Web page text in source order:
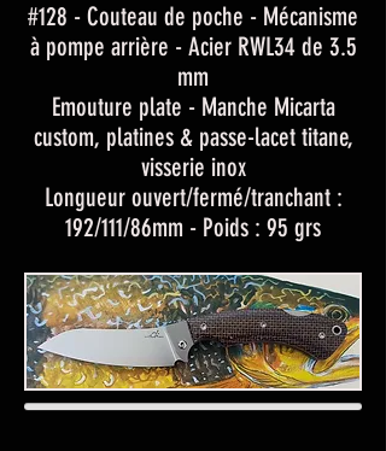
#128 - Couteau de poche - Mécanisme
à pompe arrière - Acier RWL34 de 3.5
mm
Emouture plate - Manche Micarta
custom, platines & passe-lacet titane,
visserie inox
Longueur ouvert/fermé/tranchant :
192/111/86mm - Poids : 95 grs